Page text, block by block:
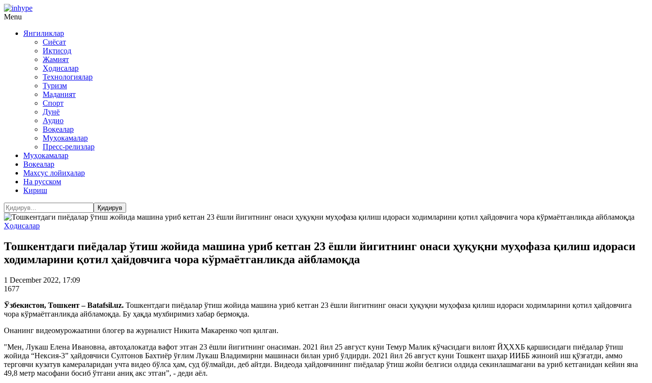
Menu
Янгиликлар
Сиёсат
Иқтисод
Жамият
Ҳодисалар
Технологиялар
Туризм
Маданият
Спорт
Дунё
Аудио
Воқеалар
Муҳокамалар
Пресс-релизлар
Муҳокамалар
Воқеалар
Махсус лойиҳалар
На русском
Кириш
Ҳодисалар
Тошкентдаги пиёдалар ўтиш жойида машина уриб кетган 23 ёшли йигитнинг онаси ҳуқуқни муҳофаза қилиш идораси
ходимларини қотил ҳайдовчига чора кўрмаётганликда айбламоқда
1 December 2022, 17:09
1677
Ўзбекистон, Тошкент – Batafsil.uz. Тошкентдаги пиёдалар ўтиш жойида машина уриб кетган 23 ёшли йигитнинг онаси ҳуқуқни муҳофаза қилиш идораси ходимларини қотил ҳайдовчига
чора кўрмаётганликда айбламоқда. Бу ҳақда мухбиримиз хабар бермоқда.
Онанинг видеомурожаатини блогер ва журналист Никита Макаренко чоп қилган.
"Мен, Лукаш Елена Ивановна, автоҳалокатда вафот этган 23 ёшли йигитнинг онасиман. 2021 йил 25 август куни Темур Малик кўчасидаги вилоят ЙҲХХБ қаршисидаги пиёдалар ўтиш
жойида “Нексия-3” ҳайдовчиси Султонов Бахтиёр ўғлим Лукаш Владимирни машинаси билан уриб ўлдирди. 2021 йил 26 август куни Тошкент шаҳар ИИББ жиноий иш қўзғатди, аммо
терговчи кузатув камераларидан учта видео бўлса ҳам, суд бўлмайди, деб айтди. Видеода ҳайдовчининг пиёдалар ўтиш жойи белгиси олдида секинлашмагани ва уриб кетганидан кейин яна
49,8 метр масофани босиб ўтгани аниқ акс этган”, - деди аёл.